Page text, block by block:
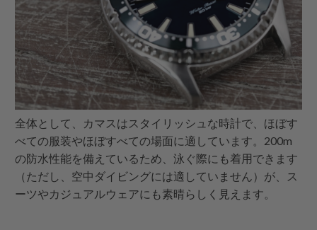
全体として、カマスはスタイリッシュな時計で、ほぼす
べての服装やほぼすべての場面に適しています。200m
の防水性能を備えているため、泳ぐ際にも着用できます
（ただし、空中ダイビングには適していません）が、ス
ーツやカジュアルウェアにも素晴らしく見えます。